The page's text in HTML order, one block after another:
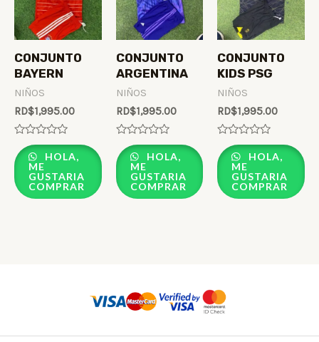
CONJUNTO
BAYERN
NIÑOS
RD$1,995.00
Rated
0
out
5
HOLA,
ME
GUSTARIA
COMPRAR
CONJUNTO
ARGENTINA
NIÑOS
RD$1,995.00
Rated
0
out
5
HOLA,
ME
GUSTARIA
COMPRAR
CONJUNTO
KIDS PSG
NIÑOS
RD$1,995.00
Rated
0
out
5
HOLA,
ME
GUSTARIA
COMPRAR